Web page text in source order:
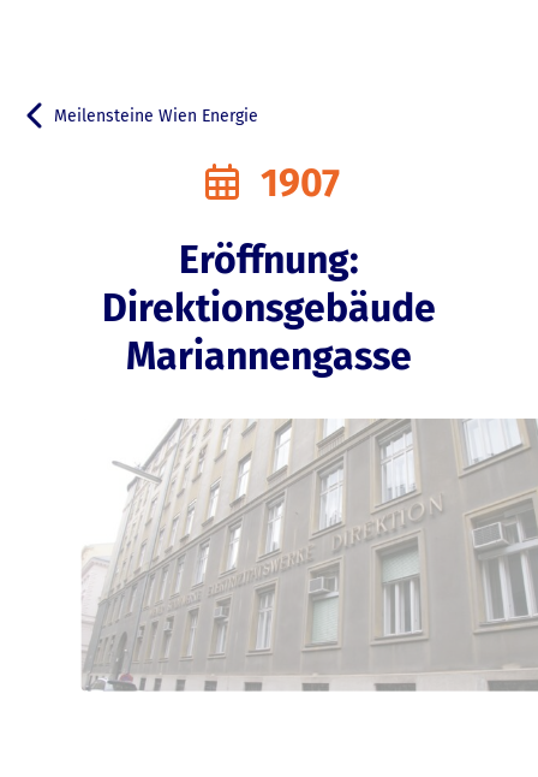
Zurück zu
Meilensteine Wien Energie
1907
Eröffnung:
Direktionsgebäude
Mariannengasse